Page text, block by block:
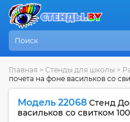
Главная > Стенды для школы >
почета на фоне васильков со
Модель 22068 Стенд
васильков со свитком